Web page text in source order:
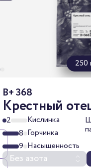
250
B+ 368
Крестный
2
Кислинка
8 Горчинка
9 Насыщенность
Без азота